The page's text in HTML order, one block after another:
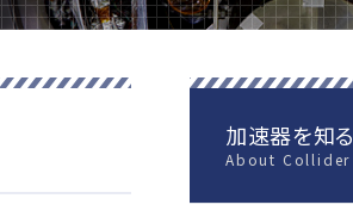
最新情報一覧へ
ILCをマンガで紹介
ILCを知る一覧
宇宙を知る一覧
ナノビーム技術
加速器を知る一覧
ILCを応援する一覧
加速器を知る
About Collider